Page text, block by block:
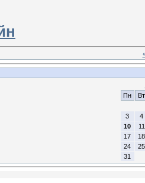
Пн
Вт
3
4
10
11
17
18
24
25
31